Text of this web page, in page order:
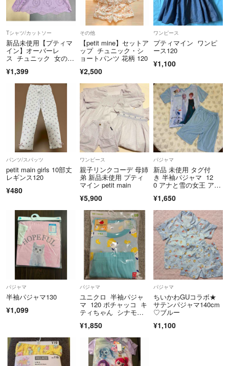
Tシャツ/カットソー
新品未使用【プティマ
イン】オーバーレ
ス チュニック 女の
¥1,399
その他
【petit mine】セットア
ップ チュニック・シ
ョートパンツ 花柄 120
¥2,500
ワンピース
プティマイン ワンピ
ース120
¥1,100
パンツ/スパッツ
petit main girls 10部丈
レギンス120
¥480
ワンピース
親子リンクコーデ 母姉
弟 新品未使用 プティ
マイン petit main
¥5,900
パジャマ
新品 未使用 タグ付
き 半袖パジャマ 12
0 アナと雪の女王 ア
¥1,650
パジャマ
半袖パジャマ130
¥1,099
パジャマ
ユニクロ 半袖パジャ
マ 120 ポチャッコ キ
ティちゃん シナモロ
ズ ユニクロパジャ
マ サンリオ
¥1,850
パジャマ
ちいかわGUコラボ★
サテンパジャマ140cm
♡ブルー
¥1,100